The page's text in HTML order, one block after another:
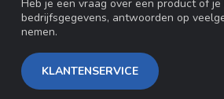
Heb je een vraag over een product of
bedrijfsgegevens, antwoorden op
nemen.
KLANTENSERVICE